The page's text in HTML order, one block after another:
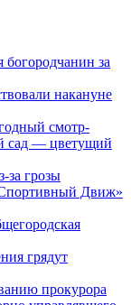
богородчанин за
накануне
смотр-
сад — цветущий
за грозы
Движ»
грядут
прокурора